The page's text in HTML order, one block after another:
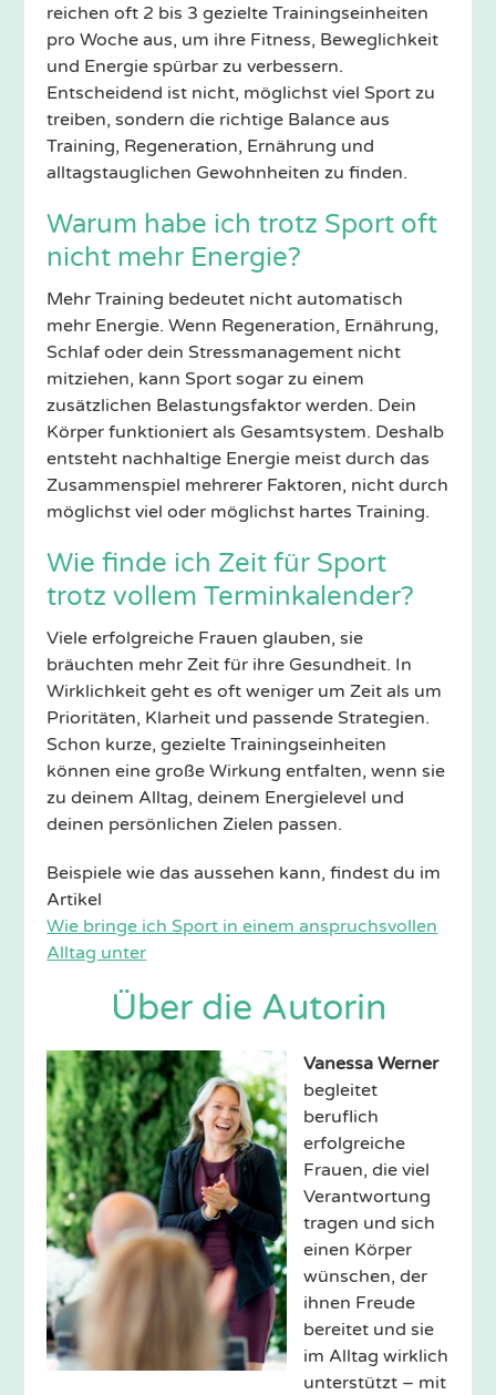
reichen oft 2 bis 3 gezielte Trainingseinheiten
pro Woche aus, um ihre Fitness, Beweglichkeit
und Energie spürbar zu verbessern.
Entscheidend ist nicht, möglichst viel Sport zu
treiben, sondern die richtige Balance aus
Training, Regeneration, Ernährung und
alltagstauglichen Gewohnheiten zu finden.
Warum habe ich trotz Sport oft
nicht mehr Energie?
Mehr Training bedeutet nicht automatisch
mehr Energie. Wenn Regeneration, Ernährung,
Schlaf oder dein Stressmanagement nicht
mitziehen, kann Sport sogar zu einem
zusätzlichen Belastungsfaktor werden. Dein
Körper funktioniert als Gesamtsystem. Deshalb
entsteht nachhaltige Energie meist durch das
Zusammenspiel mehrerer Faktoren, nicht durch
möglichst viel oder möglichst hartes Training.
Wie finde ich Zeit für Sport
trotz vollem Terminkalender?
Viele erfolgreiche Frauen glauben, sie
bräuchten mehr Zeit für ihre Gesundheit. In
Wirklichkeit geht es oft weniger um Zeit als um
Prioritäten, Klarheit und passende Strategien.
Schon kurze, gezielte Trainingseinheiten
können eine große Wirkung entfalten, wenn sie
zu deinem Alltag, deinem Energielevel und
deinen persönlichen Zielen passen.
Beispiele wie das aussehen kann, findest du im
Artikel
Wie bringe ich Sport in einem anspruchsvollen
Alltag unter
Über die Autorin
Vanessa Werner
begleitet
beruflich
erfolgreiche
Frauen, die viel
Verantwortung
tragen und sich
einen Körper
wünschen, der
ihnen Freude
bereitet und sie
im Alltag wirklich
unterstützt – mit